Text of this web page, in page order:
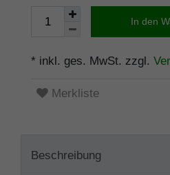
In den
* inkl. ges. MwSt. zzgl.
Merkliste
Beschreibung